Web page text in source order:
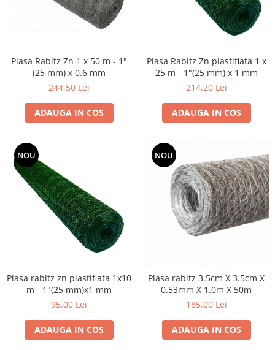
Masini electrice de tuns oi
Topoare
Suflante
Compostoare
Tavalugi manuali
Scarificatoare
Gama gazon
Tăvălugi pentru gazon
Role de irigat
Distribuitoare de nisip
Aeratoare pentru gazon
Utilaje agricole
Motocultoare
Motocositori
Plasa Rabitz Zn 1 x 50 m - 1"
(25 mm) x 0.6 mm
244,50 Lei
ADAUGA IN COS
Plasa Rabitz Zn plastifiata 1 x
25 m - 1"(25 mm) x 1 mm
214,20 Lei
ADAUGA IN COS
NOU
Plasa rabitz zn plastifiata 1x10
m - 1"(25 mm)x1 mm
95,00 Lei
ADAUGA IN COS
NOU
Plasa rabitz 3.5cm X 3.5cm X
0.53mm X 1.0m X 50m
185,00 Lei
ADAUGA IN COS